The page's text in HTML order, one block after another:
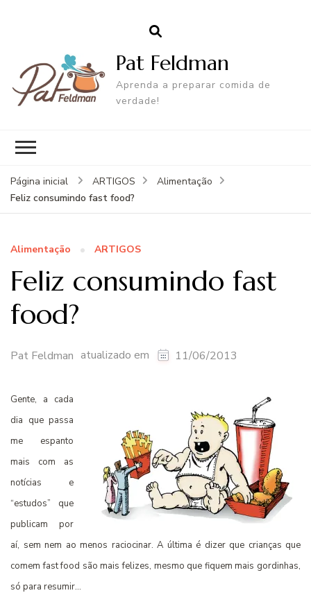
Pat Feldman
Aprenda a preparar comida de
verdade!
Página inicial ARTIGOS
Alimentação
Feliz consumindo fast food?
Alimentação ARTIGOS
Feliz consumindo fast
food?
Pat Feldman atualizado em 11/06/2013
Gente, a cada
dia que passa
me espanto
mais com as
notícias e
“estudos” que
publicam por
aí, sem nem ao menos raciocinar. A última é dizer que crianças que
comem fast food são mais felizes, mesmo que fiquem mais gordinhas,
só para resumir…